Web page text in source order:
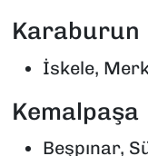
Karaburun
İskele,
Kemalpaşa
Beşpınar,